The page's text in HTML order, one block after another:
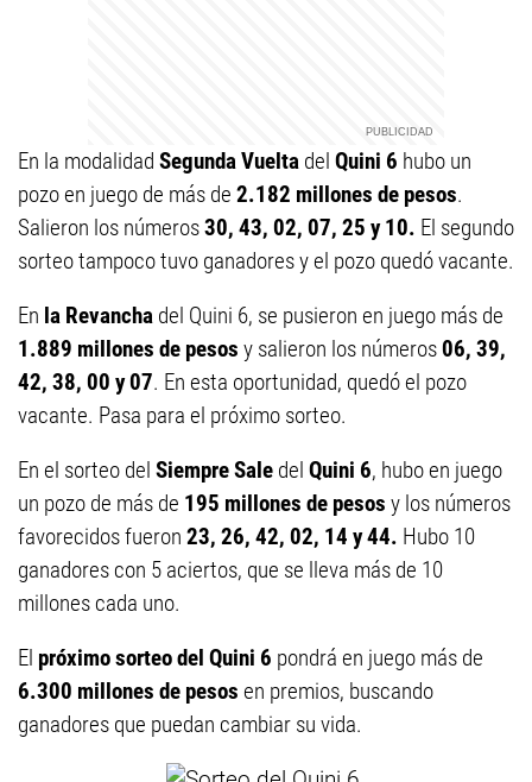
En la modalidad Segunda Vuelta del Quini 6 hubo un
pozo en juego de más de 2.182 millones de pesos.
Salieron los números30, 43, 02, 07, 25 y 10. El segundo
sorteo tampoco tuvo ganadores y el pozo quedó vacante.
En la Revancha del Quini 6, se pusieron en juego más de
1.889 millones de pesos y salieron los números06, 39,
42, 38, 00 y 07. En esta oportunidad, quedó el pozo
vacante. Pasa para el próximo sorteo.
En el sorteo del Siempre Sale del Quini 6, hubo en juego
un pozo de más de 195 millones de pesos y los números
favorecidos fueron 23, 26, 42, 02, 14 y 44. Hubo 10
ganadores con 5 aciertos, que se lleva más de 10
millones cada uno.
El próximo sorteo del Quini 6 pondrá en juego más de
6.300 millones de pesos en premios, buscando
ganadores que puedan cambiar su vida.